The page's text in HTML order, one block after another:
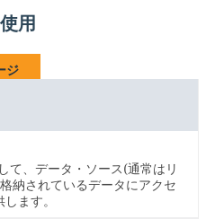
用
ジ
て、データ・ソース(通常はリ
納されているデータにアクセ
ます。